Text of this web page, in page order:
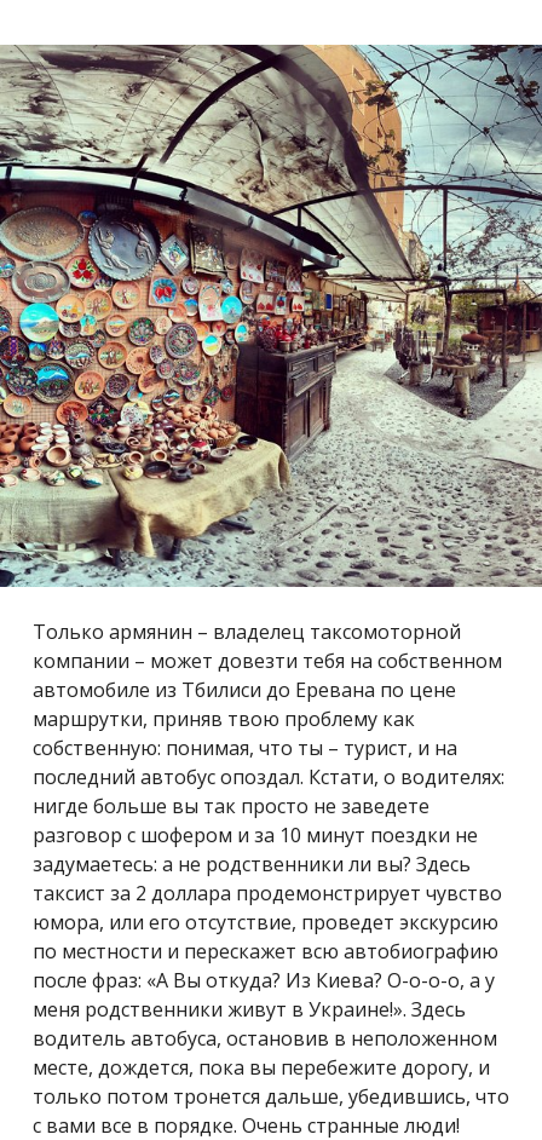
Только армянин – владелец таксомоторной
компании – может довезти тебя на собственном
автомобиле из Тбилиси до Еревана по цене
маршрутки, приняв твою проблему как
собственную: понимая, что ты – турист, и на
последний автобус опоздал. Кстати, о водителях:
нигде больше вы так просто не заведете
разговор с шофером и за 10 минут поездки не
задумаетесь: а не родственники ли вы? Здесь
таксист за 2 доллара продемонстрирует чувство
юмора, или его отсутствие, проведет экскурсию
по местности и перескажет всю автобиографию
после фраз: «А Вы откуда? Из Киева? О-о-о-о, а у
меня родственники живут в Украине!». Здесь
водитель автобуса, остановив в неположенном
месте, дождется, пока вы перебежите дорогу, и
только потом тронется дальше, убедившись, что
с вами все в порядке. Очень странные люди!